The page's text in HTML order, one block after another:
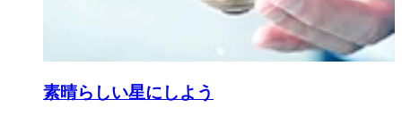
素晴らしい星にしよう